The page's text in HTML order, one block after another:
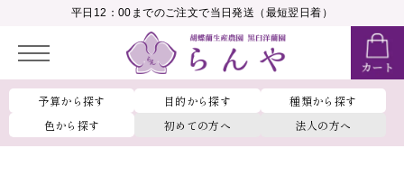
平日12：00までのご注文で当日発送（最短翌日着）
予算から探す 目的から探す
種類から探す
色から探す
初めての方へ 法人の方へ
会員ランク：__MEMBER_RANK_NAME__